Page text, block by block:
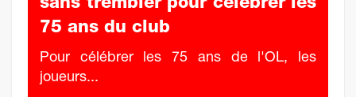
sans trembler pour célébrer les
75 ans du club
Pour célébrer les 75 ans de l'OL, les
joueurs...